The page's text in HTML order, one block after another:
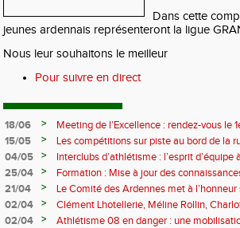
Dans cette
jeunes ardennais représenteront la ligue
Nous leur souhaitons le meilleur
Pour suivre en direct
18/06 >
Meeting de l’Excellence : rendez-vous le
15/05
>
Les compétitions sur piste au bord de la
04/05
>
Interclubs d’athlétisme : l’esprit d’équipe
rempart contre la sédentarité des jeunes
25/04 >
Formation : Mise à jour des
M372)
21/04 >
Le Comité des Ardennes met à
02/04
>
Clément Lhotellerie, Méline Rollin,
prolifique pour les coureurs ardennais
02/04 >
Athlétisme 08 en danger : une